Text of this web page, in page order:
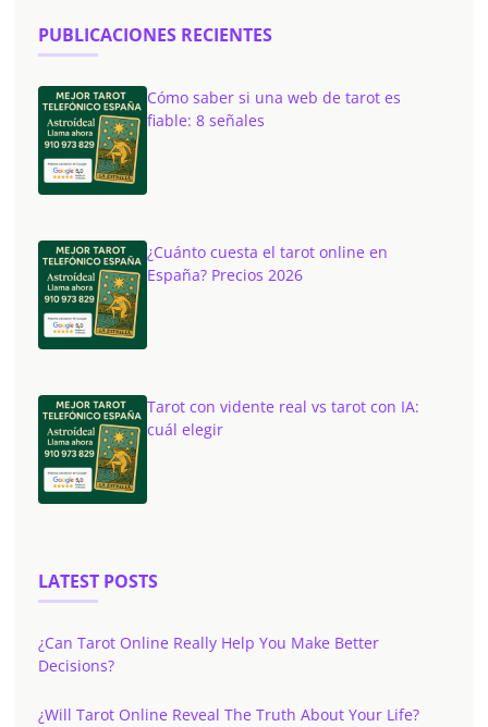
PUBLICACIONES RECIENTES
Cómo saber si una web de tarot es
fiable: 8 señales
¿Cuánto cuesta el tarot online en
España? Precios 2026
Tarot con vidente real vs tarot con IA:
cuál elegir
LATEST POSTS
¿Can Tarot Online Really Help You Make Better
Decisions?
¿Will Tarot Online Reveal The Truth About Your Life?